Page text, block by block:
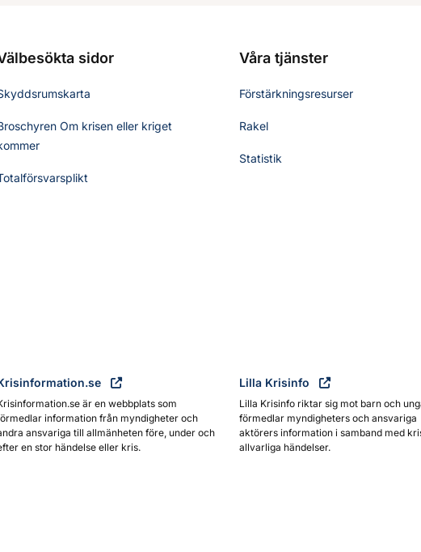
sidor
Om krisen eller kriget
Våra tjänster
Förstärkningsresurser
Rakel
Statistik
är en webbplats som
information från myndigheter och
ansvariga till allmänheten före, under och
en stor händelse eller kris.
Lilla Krisinfo
Lilla Krisinfo riktar sig mot barn och
förmedlar myndigheters och ansvariga
aktörers information i samband med
allvarliga händelser.